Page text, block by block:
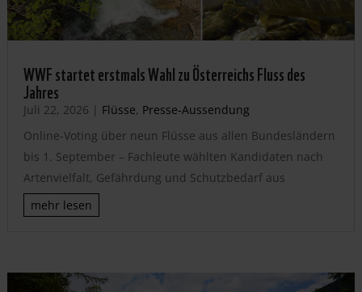
WWF startet erstmals Wahl zu Österreichs Fluss des
Jahres
Juli 22, 2026 | Flüsse, Presse-Aussendung
Online-Voting über neun Flüsse aus allen Bundesländern
bis 1. September – Fachleute wählten Kandidaten nach
Artenvielfalt, Gefährdung und Schutzbedarf aus
mehr lesen